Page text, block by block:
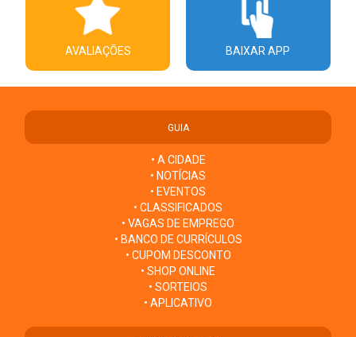
AVALIAÇÕES BAIXAR APP
GUIA
• A CIDADE
• NOTÍCIAS
• EVENTOS
• CLASSIFICADOS
• VAGAS DE EMPREGO
• BANCO DE CURRÍCULOS
• CUPOM DESCONTO
• SHOP ONLINE
• SORTEIOS
• APLICATIVO